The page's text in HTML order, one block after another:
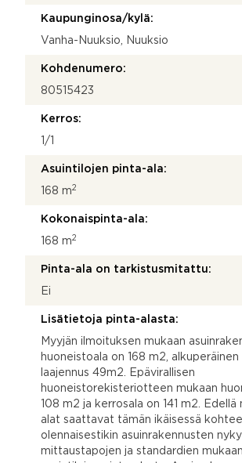
n
t
i
Kaupunginosa/kylä:
Vanha-Nuuksio, Nuuksio
Kohdenumero:
80515423
Kerros:
1/1
Asuintilojen pinta-ala:
168 m2
Kokonaispinta-ala:
168 m2
Pinta-ala on tarkistusmitattu:
Ei
Lisätietoja pinta-alasta:
Myyjän ilmoituksen mukaan
huoneistoala on 168 m2, alkuperäinen
laajennus 49m2. Epävirallisen
huoneistorekisteriotteen mukaan
108 m2 ja kerrosala on 141 m2.
alat saattavat tämän ikäisessä
olennaisestikin asuinrakennusten
mittaustapojen ja standardien